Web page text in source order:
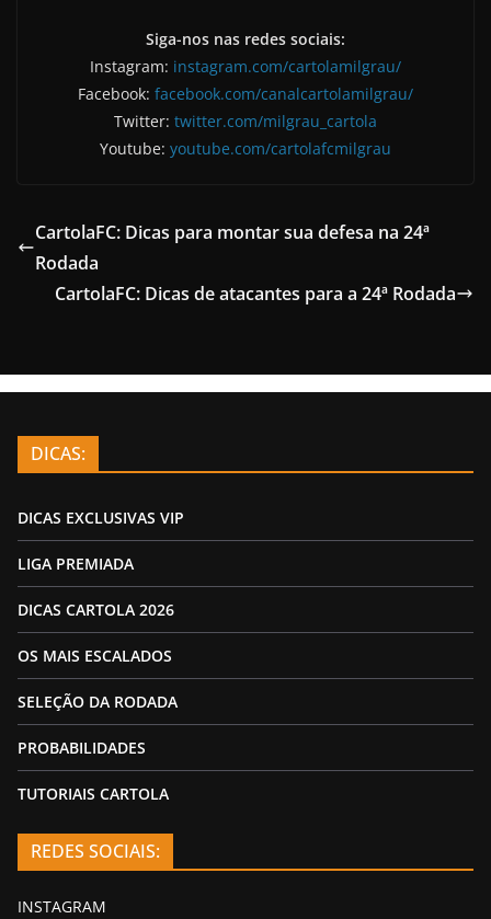
Siga-nos nas redes sociais:
Instagram: instagram.com/cartolamilgrau/
Facebook: facebook.com/canalcartolamilgrau/
Twitter: twitter.com/milgrau_cartola
Youtube: youtube.com/cartolafcmilgrau
CartolaFC: Dicas para montar sua defesa na 24ª
Rodada
CartolaFC: Dicas de atacantes para a 24ª Rodada
DICAS:
DICAS EXCLUSIVAS VIP
LIGA PREMIADA
DICAS CARTOLA 2026
OS MAIS ESCALADOS
SELEÇÃO DA RODADA
PROBABILIDADES
TUTORIAIS CARTOLA
REDES SOCIAIS:
INSTAGRAM